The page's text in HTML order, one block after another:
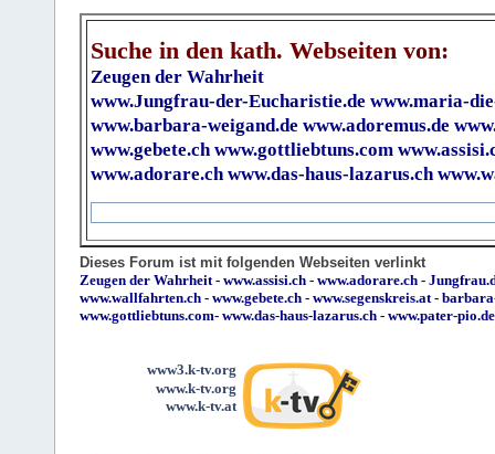
Suche in den kath. Webseiten von:
Zeugen der Wahrheit
www.Jungfrau-der-Eucharistie.de www.maria-
www.barbara-weigand.de www.adoremus.de
www.gebete.ch www.gottliebtuns.com
www.adorare.ch www.das-haus-lazarus.ch
Dieses Forum ist mit folgenden Webseiten verlinkt
Zeugen der Wahrheit- www.assisi.ch - www.adorare.ch -
www.wallfahrten.ch - www.gebete.ch - www.segenskreis.at-
www.gottliebtuns.com- www.das-haus-lazarus.ch - www.pater-pio.de
www3.k-tv.org
www.k-tv.org
www.k-tv.at